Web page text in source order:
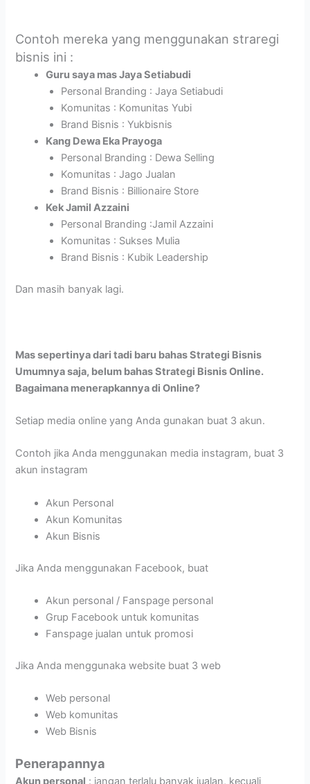
Contoh mereka yang menggunakan straregi
bisnis ini :
Guru saya mas Jaya Setiabudi
Personal Branding : Jaya Setiabudi
Komunitas : Komunitas Yubi
Brand Bisnis : Yukbisnis
Kang Dewa Eka Prayoga
Personal Branding : Dewa Selling
Komunitas : Jago Jualan
Brand Bisnis : Billionaire Store
Kek Jamil Azzaini
Personal Branding :Jamil Azzaini
Komunitas : Sukses Mulia
Brand Bisnis : Kubik Leadership
Dan masih banyak lagi.
Mas sepertinya dari tadi baru bahas Strategi Bisnis
Umumnya saja, belum bahas Strategi Bisnis Online.
Bagaimana menerapkannya di Online?
Setiap media online yang Anda gunakan buat 3 akun.
Contoh jika Anda menggunakan media instagram, buat 3
akun instagram
Akun Personal
Akun Komunitas
Akun Bisnis
Jika Anda menggunakan Facebook, buat
Akun personal / Fanspage personal
Grup Facebook untuk komunitas
Fanspage jualan untuk promosi
Jika Anda menggunaka website buat 3 web
Web personal
Web komunitas
Web Bisnis
Penerapannya
Akun personal : jangan terlalu banyak jualan, kecuali